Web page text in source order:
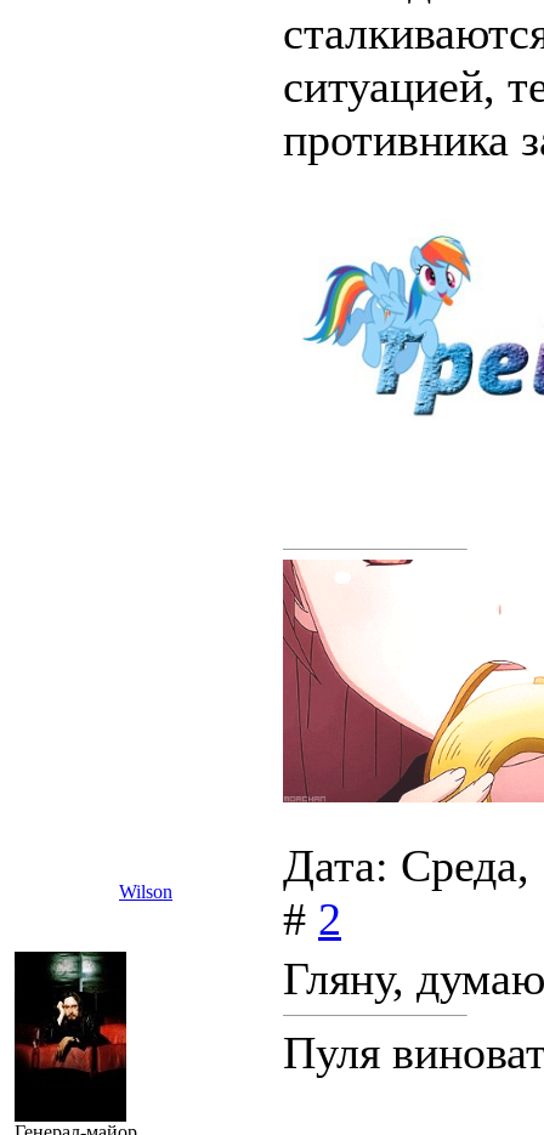
ситуацией,
противника
Wilson
Дата:
# 2
Гляну,
Пуля